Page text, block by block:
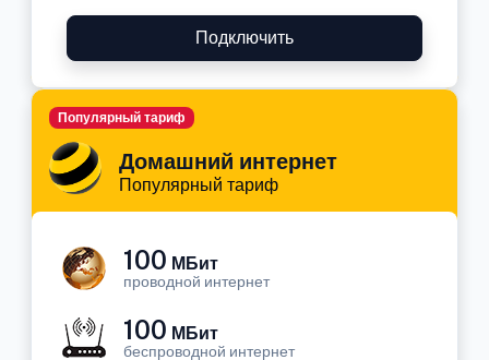
Подключить
Домашний интернет
Популярный тариф
Популярный тариф
100 МБит
проводной интернет
100 МБит
беспроводной интернет